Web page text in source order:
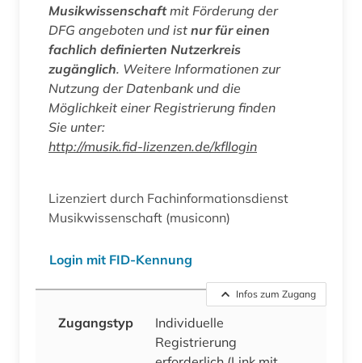
Musikwissenschaftmit Förderung der
DFG angeboten und ist nur für einen
fachlich definierten Nutzerkreis
zugänglich. Weitere Informationen zur
Nutzung der Datenbank und die
Möglichkeit einer Registrierung finden
Sie unter:
http://musik.fid-lizenzen.de/kfllogin
Lizenziert durch Fachinformationsdienst
Musikwissenschaft (musiconn)
Login mit FID-Kennung
Infos zum Zugang
Zugangstyp
Individuelle
Registrierung